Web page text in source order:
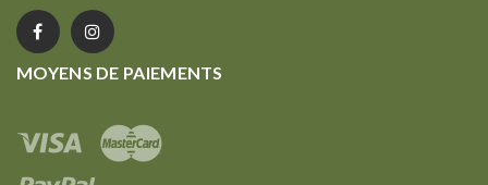
MOYENS DE PAIEMENTS